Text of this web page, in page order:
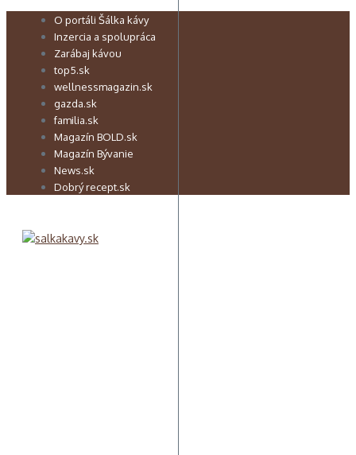
Preskočiť O portáli Šálka kávy
Inzercia a spolupráca
Zarábaj kávou
top5.sk
wellnessmagazin.sk
gazda.sk
familia.sk
Magazín BOLD.sk
Magazín Bývanie
News.sk
Dobrý recept.sk